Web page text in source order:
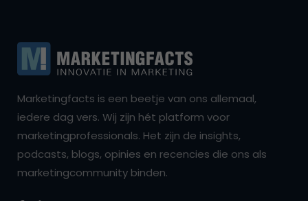
Marketingfacts is een beetje van ons allemaal,
iedere dag vers. Wij zijn hét platform voor
marketingprofessionals. Het zijn de insights,
podcasts, blogs, opinies en recencies die ons als
marketingcommunity binden.